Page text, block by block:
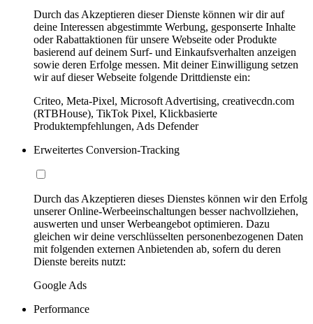
Durch das Akzeptieren dieser Dienste können wir dir auf
deine Interessen abgestimmte Werbung, gesponserte Inhalte
oder Rabattaktionen für unsere Webseite oder Produkte
basierend auf deinem Surf- und Einkaufsverhalten anzeigen
sowie deren Erfolge messen. Mit deiner Einwilligung setzen
wir auf dieser Webseite folgende Drittdienste ein:
Criteo, Meta-Pixel, Microsoft Advertising, creativecdn.com
(RTBHouse), TikTok Pixel, Klickbasierte
Produktempfehlungen, Ads Defender
Erweitertes Conversion-Tracking
Durch das Akzeptieren dieses Dienstes können wir den Erfolg
unserer Online-Werbeeinschaltungen besser nachvollziehen,
auswerten und unser Werbeangebot optimieren. Dazu
gleichen wir deine verschlüsselten personenbezogenen Daten
mit folgenden externen Anbietenden ab, sofern du deren
Dienste bereits nutzt:
Google Ads
Performance